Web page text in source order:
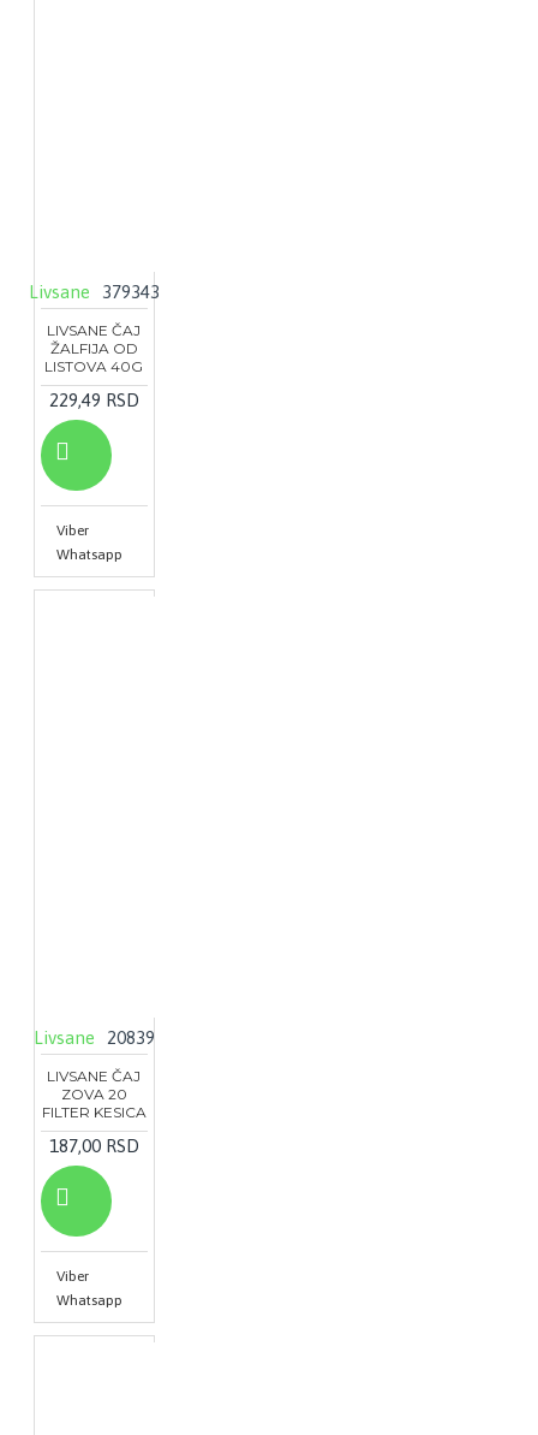
Livsane 379343
LIVSANE ČAJ
ŽALFIJA OD
LISTOVA 40G
229,49 RSD
Viber
Whatsapp
Livsane 20839
LIVSANE ČAJ
ZOVA 20
FILTER KESICA
187,00 RSD
Viber
Whatsapp